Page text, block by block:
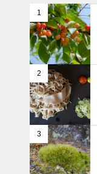
1
2
3